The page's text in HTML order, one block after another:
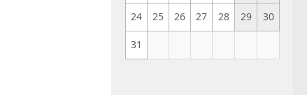
24 25 26 27 28 29 30
31